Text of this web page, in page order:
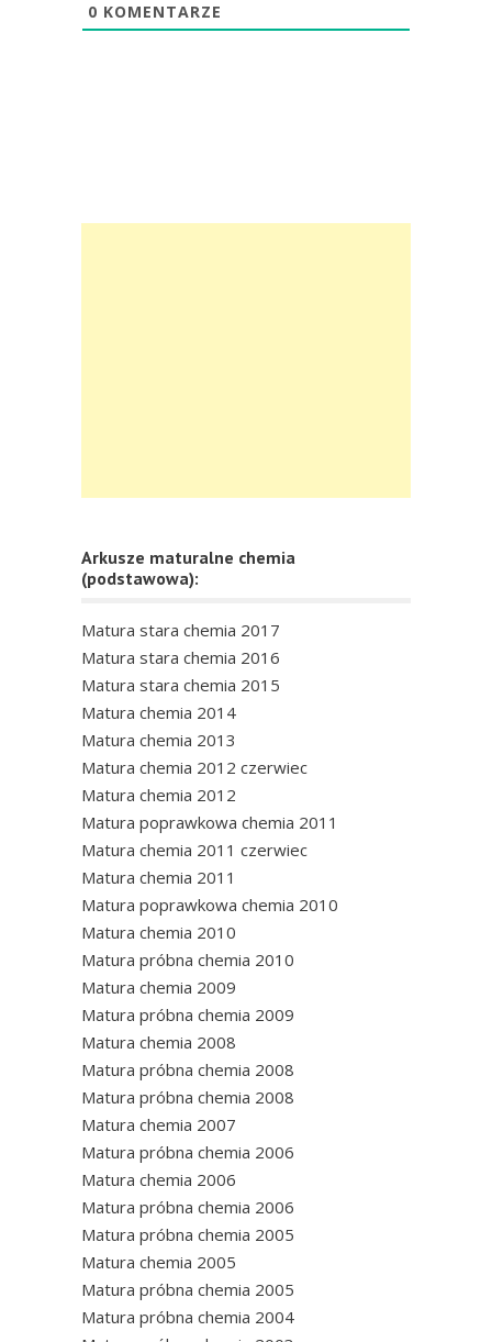
0 KOMENTARZE
Arkusze maturalne chemia
(podstawowa):
Matura stara chemia 2017
Matura stara chemia 2016
Matura stara chemia 2015
Matura chemia 2014
Matura chemia 2013
Matura chemia 2012 czerwiec
Matura chemia 2012
Matura poprawkowa chemia 2011
Matura chemia 2011 czerwiec
Matura chemia 2011
Matura poprawkowa chemia 2010
Matura chemia 2010
Matura próbna chemia 2010
Matura chemia 2009
Matura próbna chemia 2009
Matura chemia 2008
Matura próbna chemia 2008
Matura próbna chemia 2008
Matura chemia 2007
Matura próbna chemia 2006
Matura chemia 2006
Matura próbna chemia 2006
Matura próbna chemia 2005
Matura chemia 2005
Matura próbna chemia 2005
Matura próbna chemia 2004